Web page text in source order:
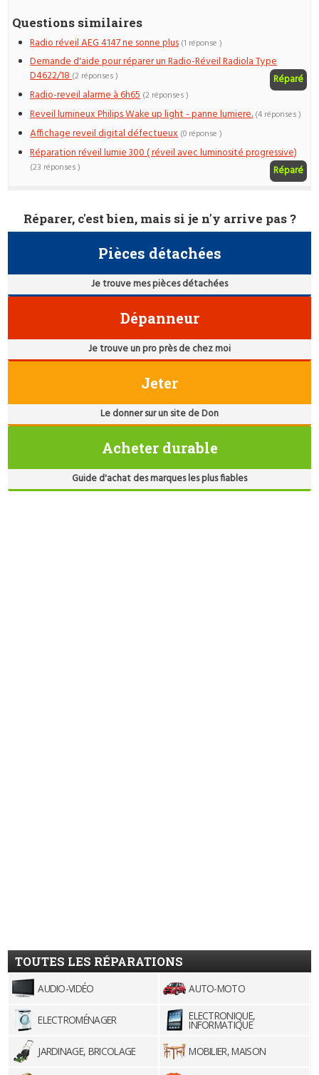
Questions similaires
Radio réveil AEG 4147 ne sonne plus (1 réponse )
Demande d'aide pour réparer un Radio-Réveil Radiola Type
D4622/18
Réparé
(2 réponses )
Radio-reveil alarme à 6h65 (2 réponses )
Reveil lumineux Philips Wake up light - panne lumiere. (4 réponses )
Affichage reveil digital défectueux (0 réponse )
Réparation réveil lumie 300 ( réveil avec luminosité progressive)
Réparé
(23 réponses )
Réparer, c'est bien, mais si je n'y arrive pas ?
Pièces détachées
Je trouve mes pièces détachées
Dépanneur
Je trouve un pro près de chez moi
Jeter
Le donner sur un site de Don
Acheter durable
Guide d'achat des marques les plus fiables
TOUTES LES RÉPARATIONS
AUDIO-VIDÉO AUTO-MOTO
ELECTROMÉNAGER ELECTRONIQUE,
INFORMATIQUE
JARDINAGE, BRICOLAGE
MOBILIER, MAISON